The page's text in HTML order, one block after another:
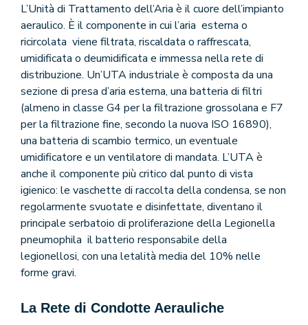
L’Unità di Trattamento dell’Aria è il cuore dell’impianto
aeraulico. È il componente in cui l’aria esterna o
ricircolata viene filtrata, riscaldata o raffrescata,
umidificata o deumidificata e immessa nella rete di
distribuzione. Un’UTA industriale è composta da una
sezione di presa d’aria esterna, una batteria di filtri
(almeno in classe G4 per la filtrazione grossolana e F7
per la filtrazione fine, secondo la nuova ISO 16890),
una batteria di scambio termico, un eventuale
umidificatore e un ventilatore di mandata. L’UTA è
anche il componente più critico dal punto di vista
igienico: le vaschette di raccolta della condensa, se non
regolarmente svuotate e disinfettate, diventano il
principale serbatoio di proliferazione della Legionella
pneumophila il batterio responsabile della
legionellosi, con una letalità media del 10% nelle
forme gravi.
La Rete di Condotte Aerauliche